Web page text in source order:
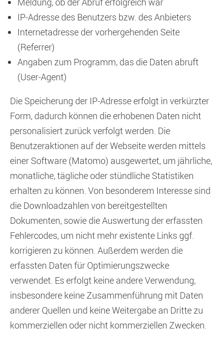
IP-Adresse des Benutzers bzw. des Anbieters
Internetadresse der vorhergehenden Seite
(Referrer)
Angaben zum Programm, das die Daten abruft
(User-Agent)
Die Speicherung der IP-Adresse erfolgt in verkürzter
Form, dadurch können die erhobenen Daten nicht
personalisiert zurück verfolgt werden. Die
Benutzeraktionen auf der Webseite werden mittels
einer Software (Matomo) ausgewertet, um jährliche,
monatliche, tägliche oder stündliche Statistiken
erhalten zu können. Von besonderem Interesse sind
die Downloadzahlen von bereitgestellten
Dokumenten, sowie die Auswertung der erfassten
Fehlercodes, um nicht mehr existente Links ggf.
korrigieren zu können. Außerdem werden die
erfassten Daten für Optimierungszwecke
verwendet. Es erfolgt keine andere Verwendung,
insbesondere keine Zusammenführung mit Daten
anderer Quellen und keine Weitergabe an Dritte zu
kommerziellen oder nicht kommerziellen Zwecken.